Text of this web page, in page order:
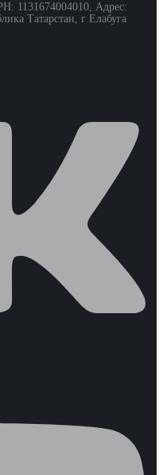
1131674004010, Адрес:
Татарстан, г Елабуга